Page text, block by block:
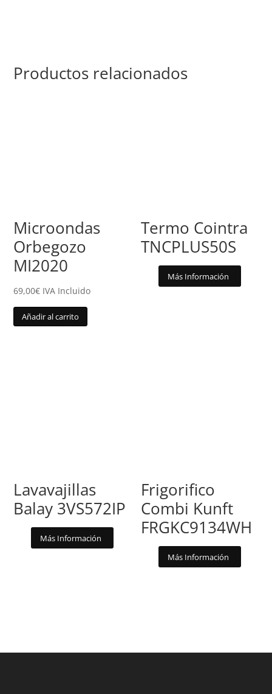
Productos relacionados
Microondas
Orbegozo
MI2020
69,00€ IVA Incluido
Añadir al carrito
Termo Cointra
TNCPLUS50S
Más Información
Lavavajillas
Balay 3VS572IP
Más Información
Frigorifico
Combi Kunft
FRGKC9134WH
Más Información